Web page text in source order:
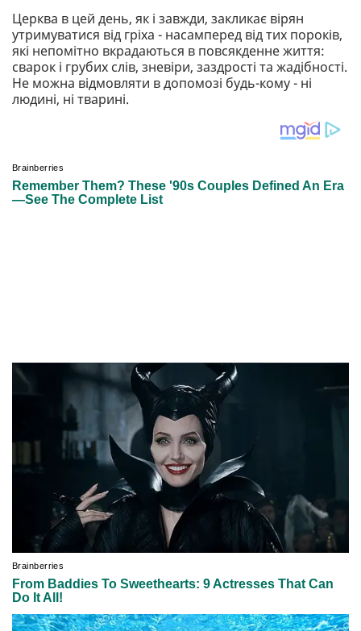
Церква в цей день, як і завжди, закликає вірян
утримуватися від гріха - насамперед від тих пороків,
які непомітно вкрадаються в повсякденне життя:
сварок і грубих слів, зневіри, заздрості та жадібності.
Не можна відмовляти в допомозі будь-кому - ні
людині, ні тварині.